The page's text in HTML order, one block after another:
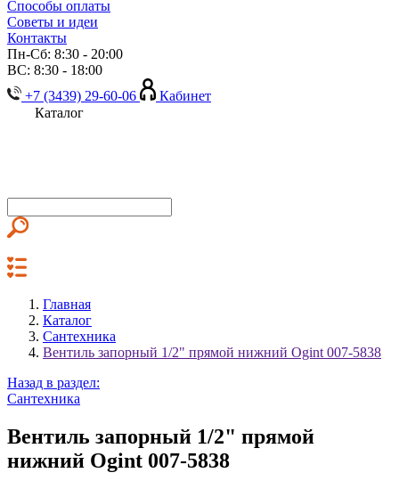
Способы оплаты
Советы и идеи
Контакты
Пн-Сб: 8:30 - 20:00
ВС: 8:30 - 18:00
+7 (3439) 29-60-06
Кабинет
Каталог
Главная
Каталог
Сантехника
Вентиль запорный 1/2" прямой нижний Ogint 007-5838
Назад в раздел:
Сантехника
Вентиль запорный 1/2" прямой
нижний Ogint 007-5838